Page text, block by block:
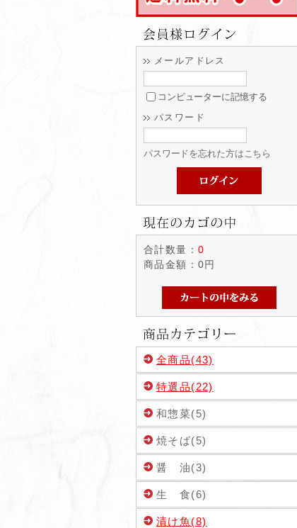
メールアドレス
コンピューターに記憶する
パスワード
パスワードを忘れた方はこちら
合計数量： 0
商品金額： 0円
全商品(43)
特選品(22)
和惣菜(5)
焼そば(5)
醤 油(3)
生 食(6)
漬け魚(8)